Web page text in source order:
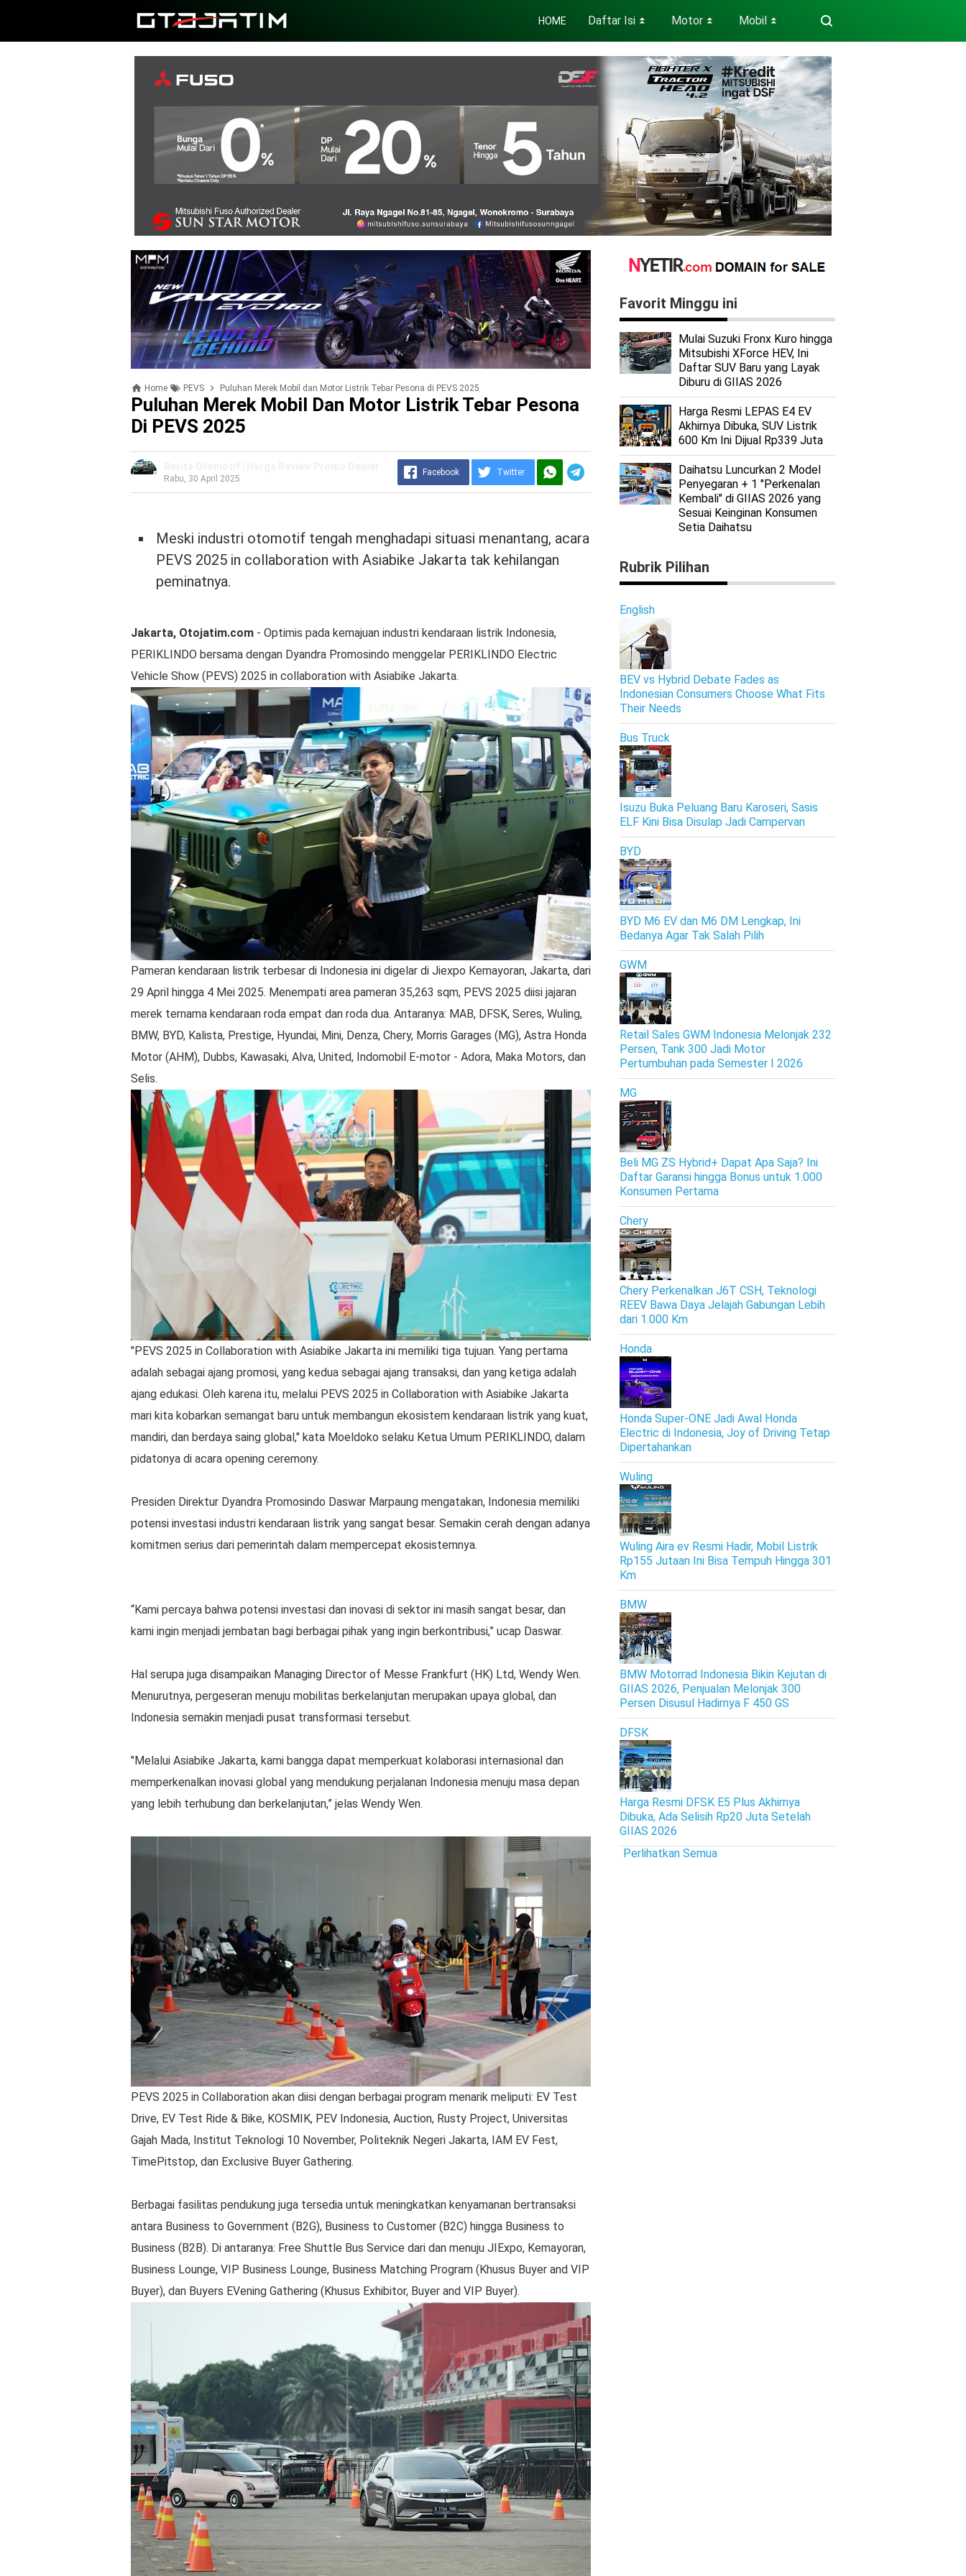
HOME Daftar Isi ⏬ Motor ⏬ Mobil ⏬
Home PEVS Puluhan Merek Mobil dan Motor Listrik Tebar Pesona di PEVS 2025
Puluhan Merek Mobil Dan Motor Listrik Tebar Pesona
Di PEVS 2025
Rabu, 30 April 2025
Facebook Twitter
Meski industri otomotif tengah menghadapi situasi menantang, acara
PEVS 2025 in collaboration with Asiabike Jakarta tak kehilangan
peminatnya.
Jakarta, Otojatim.com - Optimis pada kemajuan industri kendaraan listrik Indonesia,
PERIKLINDO bersama dengan Dyandra Promosindo menggelar PERIKLINDO Electric
Vehicle Show (PEVS) 2025 in collaboration with Asiabike Jakarta.
Pameran kendaraan listrik terbesar di Indonesia ini digelar di Jiexpo Kemayoran, Jakarta, dari
29 April hingga 4 Mei 2025. Menempati area pameran 35,263 sqm, PEVS 2025 diisi jajaran
merek ternama kendaraan roda empat dan roda dua. Antaranya: MAB, DFSK, Seres, Wuling,
BMW, BYD, Kalista, Prestige, Hyundai, Mini, Denza, Chery, Morris Garages (MG), Astra Honda
Motor (AHM), Dubbs, Kawasaki, Alva, United, Indomobil E-motor - Adora, Maka Motors, dan
Selis.
"PEVS 2025 in Collaboration with Asiabike Jakarta ini memiliki tiga tujuan. Yang pertama
adalah sebagai ajang promosi, yang kedua sebagai ajang transaksi, dan yang ketiga adalah
ajang edukasi. Oleh karena itu, melalui PEVS 2025 in Collaboration with Asiabike Jakarta
mari kita kobarkan semangat baru untuk membangun ekosistem kendaraan listrik yang kuat,
mandiri, dan berdaya saing global," kata Moeldoko selaku Ketua Umum PERIKLINDO, dalam
pidatonya di acara opening ceremony.
Presiden Direktur Dyandra Promosindo Daswar Marpaung mengatakan, Indonesia memiliki
potensi investasi industri kendaraan listrik yang sangat besar. Semakin cerah dengan adanya
komitmen serius dari pemerintah dalam mempercepat ekosistemnya.
“Kami percaya bahwa potensi investasi dan inovasi di sektor ini masih sangat besar, dan
kami ingin menjadi jembatan bagi berbagai pihak yang ingin berkontribusi,” ucap Daswar.
Hal serupa juga disampaikan Managing Director of Messe Frankfurt (HK) Ltd, Wendy Wen.
Menurutnya, pergeseran menuju mobilitas berkelanjutan merupakan upaya global, dan
Indonesia semakin menjadi pusat transformasi tersebut.
"Melalui Asiabike Jakarta, kami bangga dapat memperkuat kolaborasi internasional dan
memperkenalkan inovasi global yang mendukung perjalanan Indonesia menuju masa depan
yang lebih terhubung dan berkelanjutan,” jelas Wendy Wen.
PEVS 2025 in Collaboration akan diisi dengan berbagai program menarik meliputi: EV Test
Drive, EV Test Ride & Bike, KOSMIK, PEV Indonesia, Auction, Rusty Project, Universitas
Gajah Mada, Institut Teknologi 10 November, Politeknik Negeri Jakarta, IAM EV Fest,
TimePitstop, dan Exclusive Buyer Gathering.
Berbagai fasilitas pendukung juga tersedia untuk meningkatkan kenyamanan bertransaksi
antara Business to Government (B2G), Business to Customer (B2C) hingga Business to
Business (B2B). Di antaranya: Free Shuttle Bus Service dari dan menuju JIExpo, Kemayoran,
Business Lounge, VIP Business Lounge, Business Matching Program (Khusus Buyer and VIP
Buyer), dan Buyers EVening Gathering (Khusus Exhibitor, Buyer and VIP Buyer).
Favorit Minggu ini
Mulai Suzuki Fronx Kuro hingga
Mitsubishi XForce HEV, Ini
Daftar SUV Baru yang Layak
Diburu di GIIAS 2026
Harga Resmi LEPAS E4 EV
Akhirnya Dibuka, SUV Listrik
600 Km Ini Dijual Rp339 Juta
Daihatsu Luncurkan 2 Model
Penyegaran + 1 "Perkenalan
Kembali" di GIIAS 2026 yang
Sesuai Keinginan Konsumen
Setia Daihatsu
Rubrik Pilihan
English
BEV vs Hybrid Debate Fades as
Indonesian Consumers Choose What Fits
Their Needs
Bus Truck
Isuzu Buka Peluang Baru Karoseri, Sasis
ELF Kini Bisa Disulap Jadi Campervan
BYD
BYD M6 EV dan M6 DM Lengkap, Ini
Bedanya Agar Tak Salah Pilih
GWM
Retail Sales GWM Indonesia Melonjak 232
Persen, Tank 300 Jadi Motor
Pertumbuhan pada Semester I 2026
MG
Beli MG ZS Hybrid+ Dapat Apa Saja? Ini
Daftar Garansi hingga Bonus untuk 1.000
Konsumen Pertama
Chery
Chery Perkenalkan J6T CSH, Teknologi
REEV Bawa Daya Jelajah Gabungan Lebih
dari 1.000 Km
Honda
Honda Super-ONE Jadi Awal Honda
Electric di Indonesia, Joy of Driving Tetap
Dipertahankan
Wuling
Wuling Aira ev Resmi Hadir, Mobil Listrik
Rp155 Jutaan Ini Bisa Tempuh Hingga 301
Km
BMW
BMW Motorrad Indonesia Bikin Kejutan di
GIIAS 2026, Penjualan Melonjak 300
Persen Disusul Hadirnya F 450 GS
DFSK
Harga Resmi DFSK E5 Plus Akhirnya
Dibuka, Ada Selisih Rp20 Juta Setelah
GIIAS 2026
Perlihatkan Semua